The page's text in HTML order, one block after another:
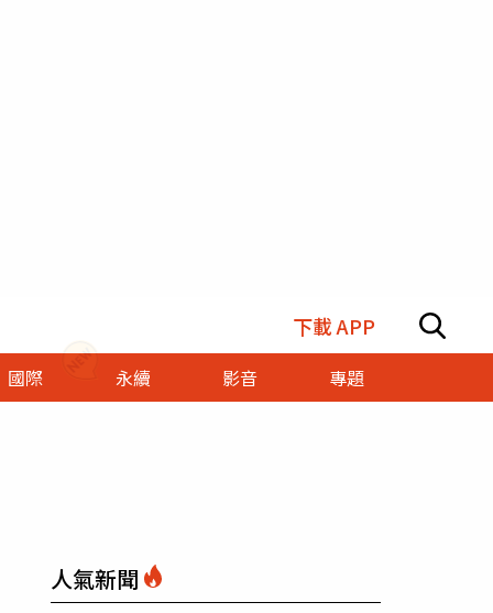
下載 APP
國際 永續 影音 專題
人氣新聞